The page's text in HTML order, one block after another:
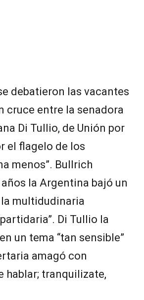
debatieron las vacantes
cruce entre la senadora
Di Tullio, de Unión por
el flagelo de los
menos”. Bullrich
la Argentina bajó un
multidudinaria
Di Tullio la
un tema “tan sensible”
amagó con
hablar; tranquilizate,